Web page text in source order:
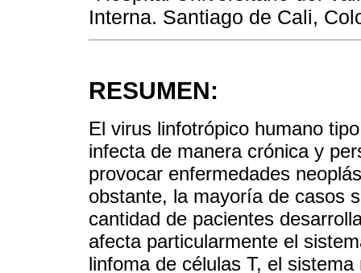
Interna. Santiago de Cali,
RESUMEN:
El virus linfotrópico humano
infecta de manera crónica y
provocar enfermedades
obstante, la mayoría de casos
cantidad de pacientes
afecta particularmente el
linfoma de células T, el